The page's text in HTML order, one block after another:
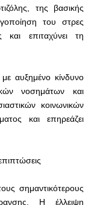
της βασικής
του στρες
και επιταχύνει τη
με αυξημένο κίνδυνο
νοσημάτων και
κοινωνικών
και επηρεάζει
σημαντικότερους
Η έλλειψη